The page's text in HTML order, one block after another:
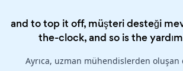
and to top it off, müşteri desteği
the-clock, and so is the
Ayrıca, uzman mühendislerden oluşan